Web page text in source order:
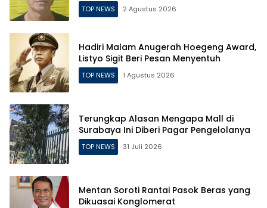
TOP NEWS 2 Agustus 2026
Hadiri Malam Anugerah Hoegeng Award,
Listyo Sigit Beri Pesan Menyentuh
TOP NEWS 1 Agustus 2026
Terungkap Alasan Mengapa Mall di
Surabaya Ini Diberi Pagar Pengelolanya
TOP NEWS 31 Juli 2026
Mentan Soroti Rantai Pasok Beras yang
Dikuasai Konglomerat